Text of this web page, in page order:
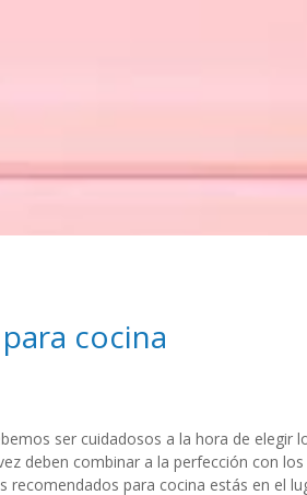
cocina
ser cuidadosos a la hora de elegir
deben combinar a la perfección con
recomendados para cocina estás en el